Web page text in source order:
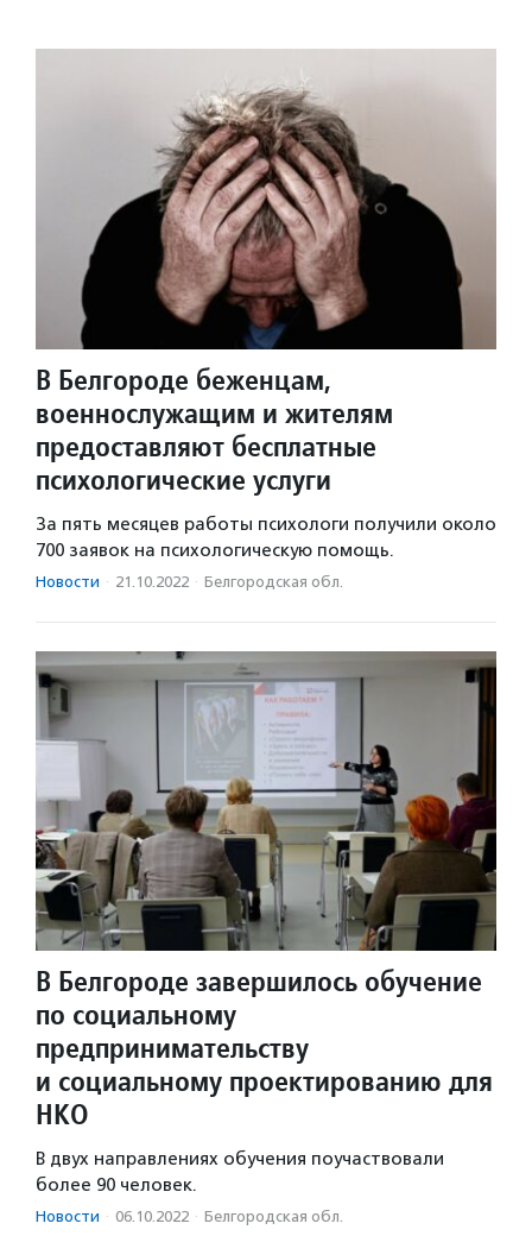
В Белгороде беженцам,
военнослужащим и жителям
предоставляют бесплатные
психологические услуги
За пять месяцев работы психологи получили около
700 заявок на психологическую помощь.
Новости · 21.10.2022 · Белгородская обл.
В Белгороде завершилось обучение
по социальному
предпринимательству
и социальному проектированию для
НКО
В двух направлениях обучения поучаствовали
более 90 человек.
Новости · 06.10.2022 · Белгородская обл.